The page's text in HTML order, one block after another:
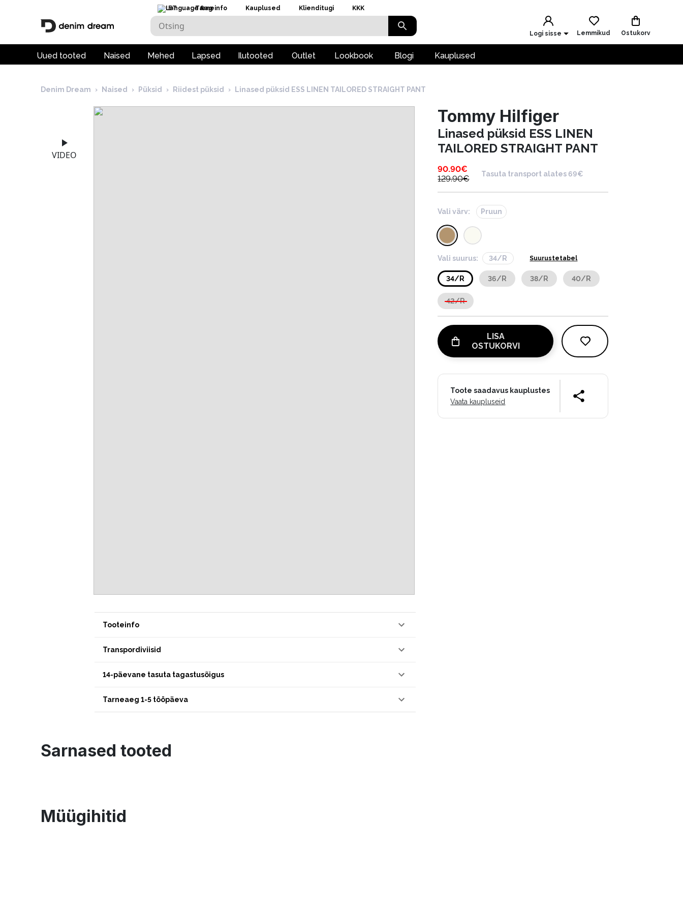
ET Tarneinfo Kauplused Klienditugi KKK
Logi sisse Lemmikud Ostukorv
Uued tooted Naised Mehed Lapsed Ilutooted Outlet Lookbook Blogi Kauplused
Denim Dream › Naised › Püksid › Riidest püksid › Linased püksid ESS LINEN TAILORED STRAIGHT PANT
VIDEO
Tooteinfo
Transpordiviisid
14-päevane tasuta tagastusõigus
Tarneaeg 1-5 tööpäeva
Tommy Hilfiger
Linased püksid ESS LINEN
TAILORED STRAIGHT PANT
90.90€
129.90€
Tasuta transport alates 69€
Vali värv: Pruun
Vali suurus: 34/R Suurustetabel
34/R 36/R 38/R 40/R
42/R
LISA
OSTUKORVI
Toote saadavus kauplustes
Vaata kaupluseid
Sarnased tooted
Müügihitid